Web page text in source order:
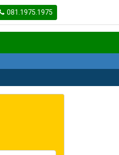
081.1975.1975